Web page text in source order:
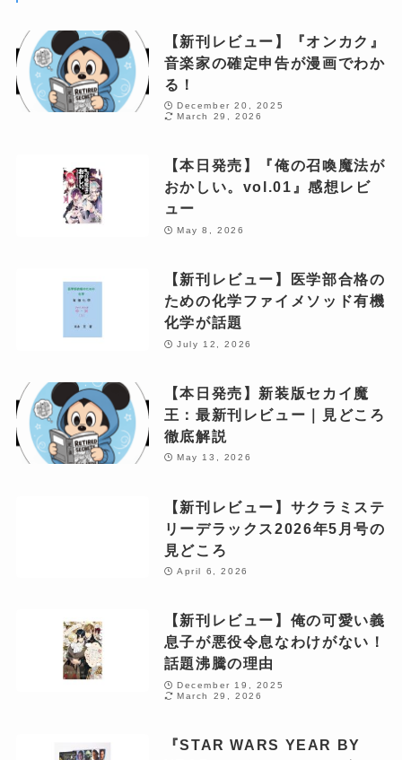
【新刊レビュー】『オンカク』
音楽家の確定申告が漫画でわか
る！
December 20, 2025
March 29, 2026
【本日発売】『俺の召喚魔法が
おかしい。vol.01』感想レビ
ュー
May 8, 2026
【新刊レビュー】医学部合格の
ための化学ファイメソッド有機
化学が話題
July 12, 2026
【本日発売】新装版セカイ魔
王：最新刊レビュー｜見どころ
徹底解説
May 13, 2026
【新刊レビュー】サクラミステ
リーデラックス2026年5月号の
見どころ
April 6, 2026
【新刊レビュー】俺の可愛い義
息子が悪役令息なわけがない！
話題沸騰の理由
December 19, 2025
March 29, 2026
『STAR WARS YEAR BY